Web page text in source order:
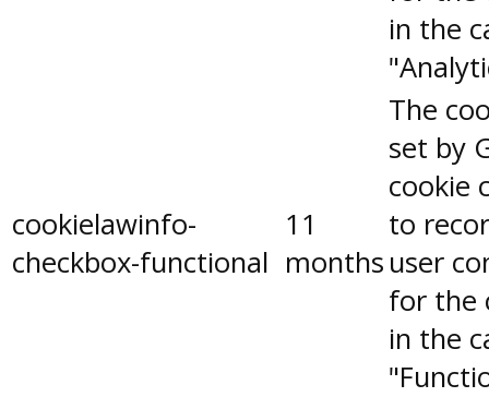
in the
cookielawinfo-
checkbox-functional
11
months
The
set by
cookie
to
user
for the
in the